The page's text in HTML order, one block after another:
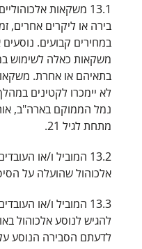
13.1 משקאות
בירה או ליקרים אחרים,
במחירים קבועים.
משקאות כאלה לשימוש
בתאיהם או אחרת.
לא יימכרו לקטינים
נמל הממוקם בארה"ב,
מתחת לגיל 21.
13.2 המוביל ו/או
אלכוהול שהועלה על
13.3 המוביל ו/או
להגיש לנוסע אלכוהול
לדעתם הסבירה הנוסע